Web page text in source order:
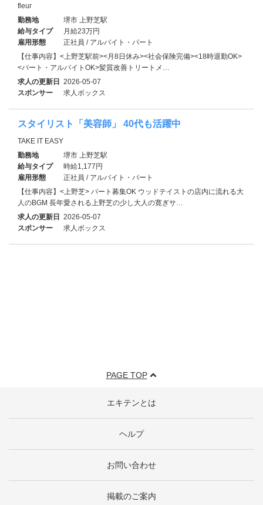
fleur
勤務地
堺市 上野芝駅
給与タイプ
月給23万円
雇用形態
正社員 / アルバイト・パート
【仕事内容】<上野芝駅前><月8日休み><社会保険完備><18時退勤OK>
<パート・アルバイトOK>髪質改善トリートメ…
求人の更新日 2026-05-07
スポンサー
求人ボックス
スタイリスト「美容師」 40代も活躍中
TAKE IT EASY
勤務地
堺市 上野芝駅
給与タイプ
時給1,177円
雇用形態
正社員 / アルバイト・パート
【仕事内容】<上野芝> パート募集OK ウッドテイストの店内に流れる大
人のBGM 長年愛される上野芝の少し大人の寛ぎサ…
求人の更新日 2026-05-07
スポンサー
求人ボックス
PAGE TOP
エキテンとは
ヘルプ
お問い合わせ
掲載のご案内